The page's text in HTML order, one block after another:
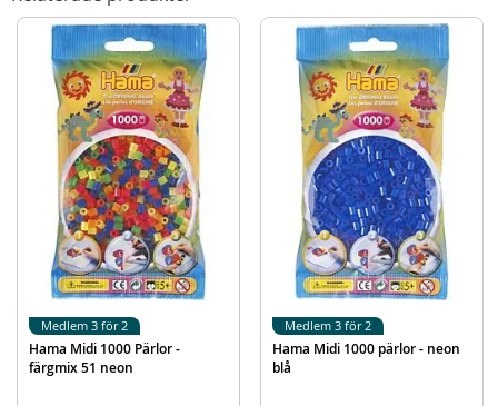
låter dem vara kreativa och skapa sina egna mönster och skapelser.
OBS! Pärlor ingår ej.
information
3-4584
028178045845
Varumärke
Hama Midi 1000 Pärlor -
färgmix 51 neon
Medlem 3 för 2
Hama Midi 1000 pärlor - neon
blå
Medlem 3 för 2